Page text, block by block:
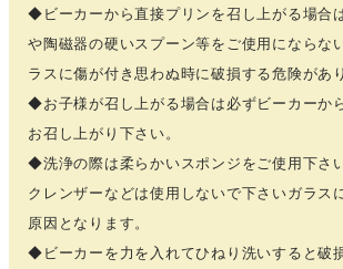
◆ビーカーから直接プリンを召し上がる場合
や陶磁器の硬いスプーン等をご使用にならな
ラスに傷が付き思わぬ時に破損する危険があ
◆お子様が召し上がる場合は必ずビーカーか
お召し上がり下さい。
◆洗浄の際は柔らかいスポンジをご使用下さ
クレンザーなどは使用しないで下さいガラス
原因となります。
◆ビーカーを力を入れてひねり洗いすると破